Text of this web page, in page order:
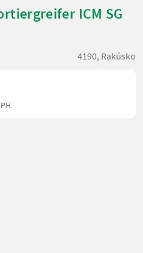
ICM SG
4190, Rakúsko